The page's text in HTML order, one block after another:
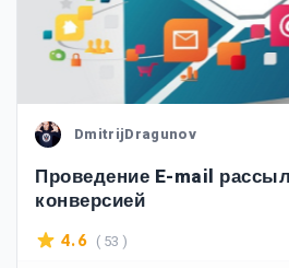
DmitrijDragunov
Проведение E-mail
конверсией
4.6 ( 53 )